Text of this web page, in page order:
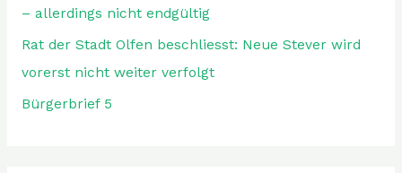
– allerdings nicht endgültig
Rat der Stadt Olfen beschliesst: Neue Stever wird
vorerst nicht weiter verfolgt
Bürgerbrief 5